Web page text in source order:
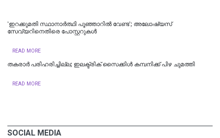
'ഇറക്കുമതി സ്ഥാനാര്‍ത്ഥി പൂഞ്ഞാറില്‍ വേണ്ട'; അലോഷ്യസ്
സേവ്യറിനെതിരെ പോസ്റ്ററുകള്‍
READ MORE
തകരാര്‍ പരിഹരിച്ചില്ല; ഇലക്ട്രിക് സൈക്കിള്‍ കമ്പനിക്ക് പിഴ ചുമത്തി
READ MORE
SOCIAL MEDIA